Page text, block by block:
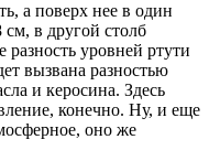
а поверх нее в один
см, в другой столб
уровней ртути
вызвана разностью
и керосина. Здесь
конечно. Ну, и еще
оно же